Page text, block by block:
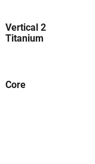
Vertical 2
Titanium
Core